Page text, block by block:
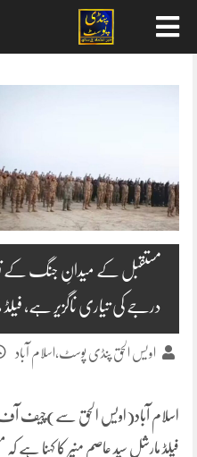
content
مستقبل کے میدانِ جنگ کے
درجے کی تیاری ناگزیر ہے،
اویس الحق پنڈی پوسٹ،اسلام آباد
اسلام آباد(اویس الحق سے)چیف
فیلڈ مارشل سید عاصم منیر کا کہنا ہے